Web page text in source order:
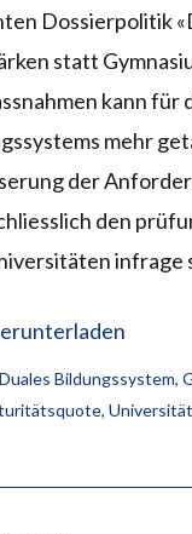
Dossierpolitik
statt
kann für
mehr
der
den
infrage
Duales Bildungssystem,
,